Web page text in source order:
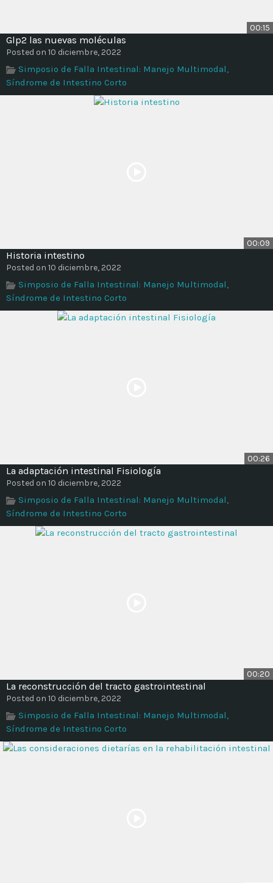
00:15
Glp2 las nuevas moléculas
Posted on 10 diciembre, 2022
Simposio de Falla Intestinal: Manejo Multimodal,
Síndrome de Intestino Corto
00:09
Historia intestino
Posted on 10 diciembre, 2022
Simposio de Falla Intestinal: Manejo Multimodal,
Síndrome de Intestino Corto
00:26
La adaptación intestinal Fisiología
Posted on 10 diciembre, 2022
Simposio de Falla Intestinal: Manejo Multimodal,
Síndrome de Intestino Corto
00:20
La reconstrucción del tracto gastrointestinal
Posted on 10 diciembre, 2022
Simposio de Falla Intestinal: Manejo Multimodal,
Síndrome de Intestino Corto